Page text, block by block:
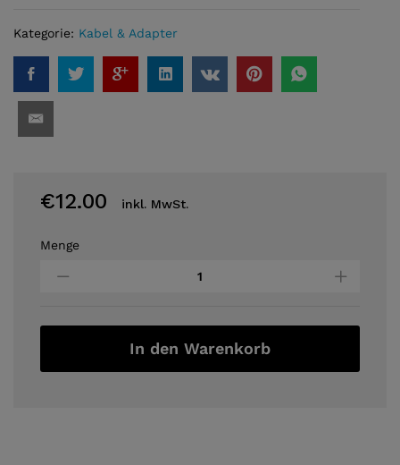
Kategorie: Kabel & Adapter
€12.00 inkl. MwSt.
DIGITUS
5M
Menge
In den Warenkorb